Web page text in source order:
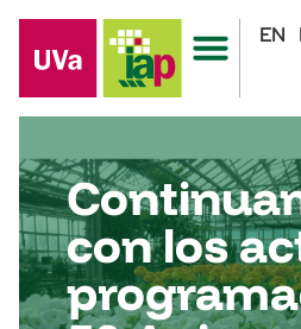
EN
con los